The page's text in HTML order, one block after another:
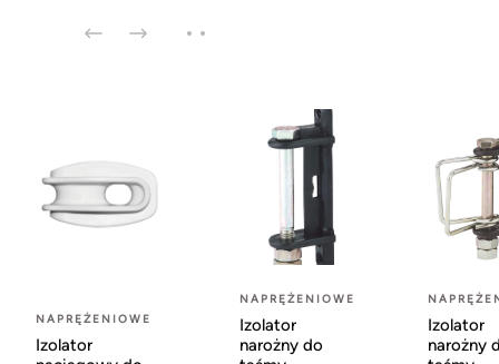
NAPRĘŻENIOWE
Izolator
NAPRĘŻENIOWE
Izolator
narożny do
Izolator
narożny